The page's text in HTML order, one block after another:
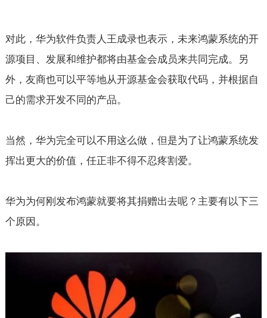
对此，华为软件负责人王成录也表示，未来鸿蒙系统的开
源项目、发展和维护都将由基金会成员来共同完成。另
外，友商也可以平等地从开源基金会获取代码，并根据自
己的需求开发不同的产品。
当然，华为完全可以不用这么做，但是为了让鸿蒙系统发
挥出更大的价值，任正非不得不忍疼割爱。
华为为何刚发布鸿蒙就要将其捐赠出去呢？主要有以下三
个原因。